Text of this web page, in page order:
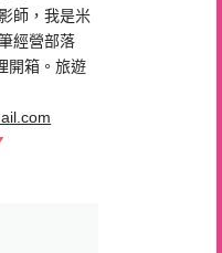
師，我是米
經營部落
開箱。旅遊